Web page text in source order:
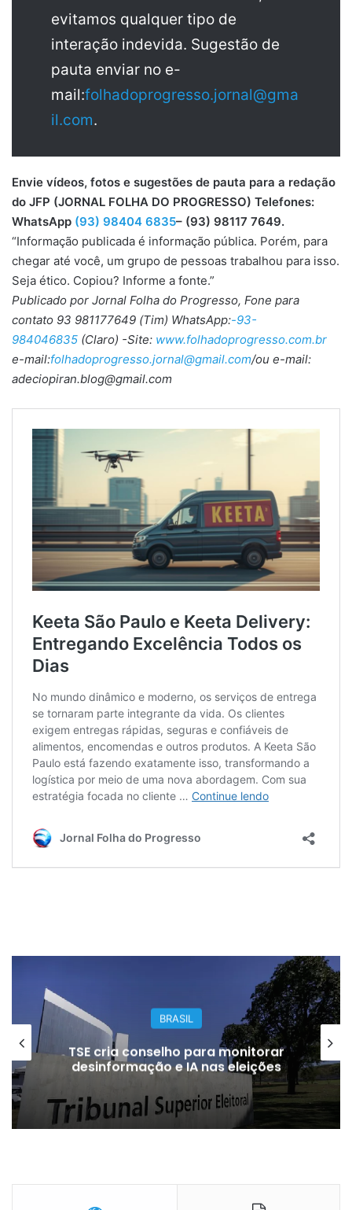
evitamos qualquer tipo de
interação indevida. Sugestão de
pauta enviar no e-
mail:folhadoprogresso.jornal@gma
il.com.
Envie vídeos, fotos e sugestões de pauta para a redação
do JFP (JORNAL FOLHA DO PROGRESSO) Telefones:
WhatsApp (93) 98404 6835– (93) 98117 7649.
“Informação publicada é informação pública. Porém, para
chegar até você, um grupo de pessoas trabalhou para isso.
Seja ético. Copiou? Informe a fonte.”
Publicado por Jornal Folha do Progresso, Fone para
contato 93 981177649 (Tim) WhatsApp:-93-
984046835 (Claro) -Site: www.folhadoprogresso.com.br
e-mail:folhadoprogresso.jornal@gmail.com/ou e-mail:
adeciopiran.blog@gmail.com
BRASIL
TSE cria conselho para monitorar
desinformação e IA nas eleições